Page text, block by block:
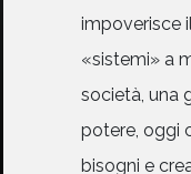
impoverisce
«sistemi» a
società, una
potere, oggi
bisogni e